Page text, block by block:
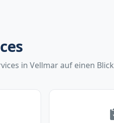
in Vellmar auf einen Blick